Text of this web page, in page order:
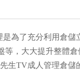
為了充分利用倉儲
等，大大提升整體
生TV成人管理倉儲